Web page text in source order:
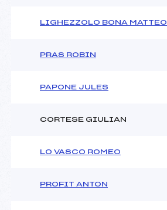
LIGHEZZOLO BONA MATTEO
PRAS ROBIN
PAPONE JULES
CORTESE GIULIAN
LO VASCO ROMEO
PROFIT ANTON